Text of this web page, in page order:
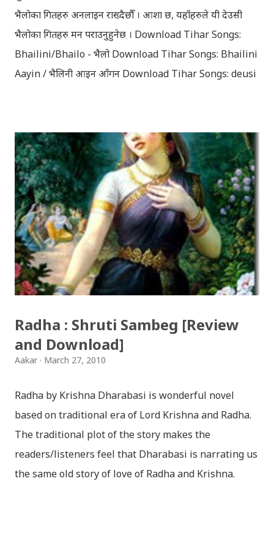
भैलोका गितहरु अनलाइन राख्दैछौँ । आशा छ, यहाँहरुले यी देउसी
भैलोका गितहरु मन पराउनुहुनेछ । Download Tihar Songs:
Bhailini/Bhailo - भैलो Download Tihar Songs: Bhailini
Aayin / भैलिनी आइन आँगन Download Tihar Songs: deusi
Songs: diyo baali sanjh ko / दियो बाली साँझ को
Download: Tihar Dhun (Deusi,Bhailo)/ तिहार धुन(देउसी
भैलो)- सुरसुधा नोट: यी अपलोड गरिएका गितसंगितहरु व्यावसायिक
प्रायोजनको लागि प्रयोग नगर्न आग्रह गर्दछौँ । इन्टरनेटमा भेटिएका
गितहरुलाई हामीले यहाँ एकै ठाउँमा सजिलोको लागि राखिदिएको मात्र
हौँ । तपाई यदि यी गित संगितको सर्जक हुनुहुन्छ र गित संगित यहाँबाट
हटाउनुपर्ने भए जानकारी गराउनुहोला । फेरी एकपटक शुभ दिपावलीको
हार्दिक मंगलमय शुभकामना व्यक्त गर्दछौँ ।
Radha : Shruti Sambeg [Review
and Download]
Aakar March 27, 2010
Radha by Krishna Dharabasi is wonderful novel
based on traditional era of Lord Krishna and Radha.
The traditional plot of the story makes the
readers/listeners feel that Dharabasi is narrating us
the same old story of love of Radha and Krishna.